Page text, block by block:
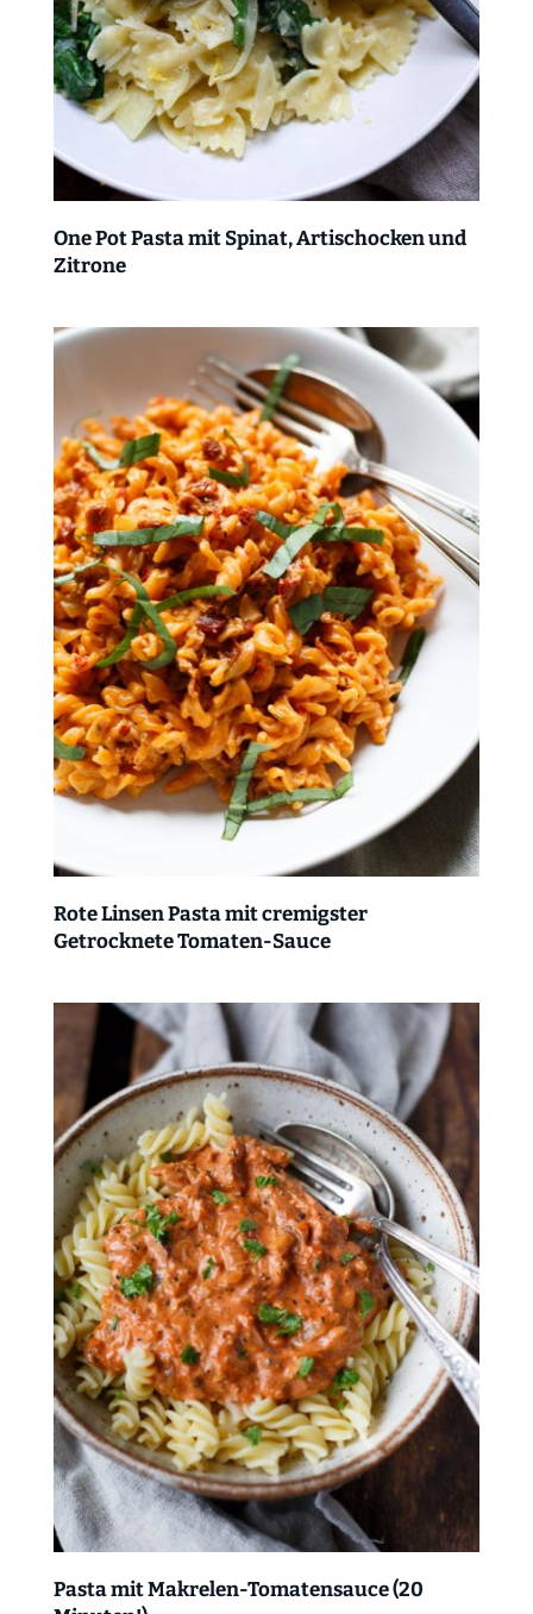
One Pot Pasta mit Spinat, Artischocken und
Zitrone
Rote Linsen Pasta mit cremigster
Getrocknete Tomaten-Sauce
Pasta mit Makrelen-Tomatensauce (20